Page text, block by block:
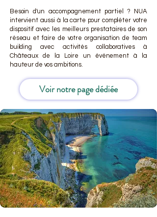
Besoin d'un accompagnement partiel ? NUA
intervient aussi à la carte pour compléter votre
dispositif avec les meilleurs prestataires de son
réseau et faire de votre organisation de team
building avec activités collaboratives à
Châteaux de la Loire un événement à la
hauteur de vos ambitions.
Voir notre page dédiée